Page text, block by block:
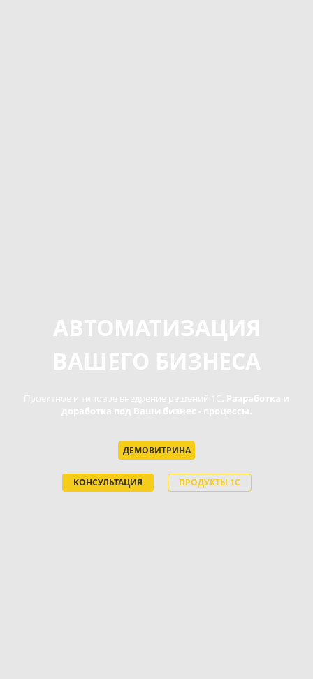
АВТОМАТИЗАЦИЯ
ВАШЕГО БИЗНЕСА
Проектное и типовое внедрение решений 1С. Разработка и
доработка под Ваши бизнес - процессы.
ДЕМОВИТРИНА
КОНСУЛЬТАЦИЯ ПРОДУКТЫ 1С